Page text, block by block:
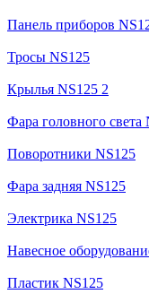
Панель приборов
Тросы NS125
Крылья NS125 2
Фара головного света
Поворотники NS125
Фара задняя NS125
Электрика NS125
Навесное
Пластик NS125